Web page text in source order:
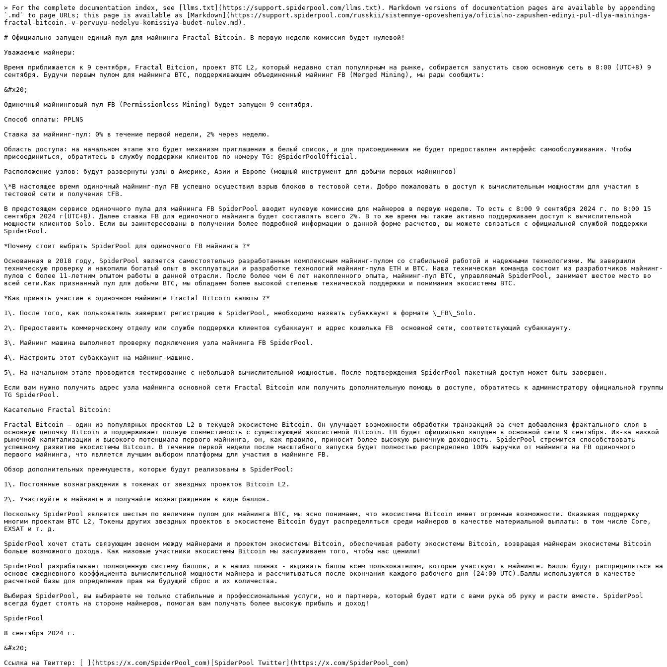
> For the complete documentation index, see [llms.txt](https://support.spiderpool.com/llms.txt). Markdown versions of documentation pages are available by appending
`.md` to page URLs; this page is available as [Markdown](https://support.spiderpool.com/russkii/sistemnye-opovesheniya/oficialno-zapushen-edinyi-pul-dlya-maininga-
fractal-bitcoin.-v-pervuyu-nedelyu-komissiya-budet-nulev.md).
# Официально запущен единый пул для майнинга Fractal Bitcoin. В первую неделю комиссия будет нулевой!
Уважаемые майнеры:
Время приближается к 9 сентября, Fractal Bitcion, проект BTC L2, который недавно стал популярным на рынке, собирается запустить свою основную сеть в 8:00 (UTC+8) 9
сентября. Будучи первым пулом для майнинга BTC, поддерживающим объединенный майнинг FB (Merged Mining), мы рады сообщить:
&#x20;
Одиночный майнинговый пул FB (Permissionless Mining) будет запущен 9 сентября.
Способ оплаты: PPLNS
Ставка за майнинг-пул: 0% в течение первой недели, 2% через неделю.
Область доступа: на начальном этапе это будет механизм приглашения в белый список, и для присоединения не будет предоставлен интерфейс самообслуживания. Чтобы
присоединиться, обратитесь в службу поддержки клиентов по номеру TG: @SpiderPoolOfficial.
Расположение узлов: будут развернуты узлы в Америке, Азии и Европе (мощный инструмент для добычи первых майнингов)
\*В настоящее время одиночный майнинг-пул FB успешно осуществил взрыв блоков в тестовой сети. Добро пожаловать в доступ к вычислительным мощностям для участия в
тестовой сети и получения tFB.
В предстоящем сервисе одиночного пула для майнинга FB SpiderPool вводит нулевую комиссию для майнеров в первую неделю. То есть с 8:00 9 сентября 2024 г. по 8:00 15
сентября 2024 г(UTC+8). Далее ставка FB для единочного майнинга будет составлять всего 2%. В то же время мы также активно поддерживаем доступ к вычислительной
мощности клиентов Solo. Если вы заинтересованы в получении более подробной информации о данной форме расчетов, вы можете связаться с официальной службой поддержки
SpiderPool.
*Почему стоит выбрать SpiderPool для одиночного FB майнинга ?*
Основанная в 2018 году, SpiderPool является самостоятельно разработанным комплексным майнинг-пулом со стабильной работой и надежными технологиями. Мы завершили
техническую проверку и накопили богатый опыт в эксплуатации и разработке технологий майнинг-пула ETH и BTC. Наша техническая команда состоит из разработчиков майнинг-
пулов с более 11-летним опытом работы в данной отрасли. После более чем 6 лет накопленного опыта, майнинг-пул BTC, управляемый SpiderPool, занимает шестое место во
всей сети.Как признанный пул для добычи BTC, мы обладаем более высокой степенью технической поддержки и понимания экосистемы BTC.
*Как принять участие в одиночном майнинге Fractal Bitcoin валюты ?*
1\. После того, как пользователь завершит регистрацию в SpiderPool, необходимо назвать субаккаунт в формате \_FB\_Solo.
2\. Предоставить коммерческому отделу или службе поддержки клиентов субаккаунт и адрес кошелька FB  основной сети, соответствующий субаккаунту.
3\. Майнинг машина выполняет проверку подключения узла майнинга FB SpiderPool.
4\. Настроить этот субаккаунт на майнинг-машине.
5\. На начальном этапе проводится тестирование с небольшой вычислительной мощностью. После подтверждения SpiderPool пакетный доступ может быть завершен.
Если вам нужно получить адрес узла майнинга основной сети Fractal Bitcoin или получить дополнительную помощь в доступе, обратитесь к администратору официальной группы
TG SpiderPool.
Касательно Fractal Bitcoin:
Fractal Bitcoin — один из популярных проектов L2 в текущей экосистеме Bitcoin. Он улучшает возможности обработки транзакций за счет добавления фрактального слоя в
основную цепочку Bitcoin и поддерживает полную совместимость с существующей экосистемой Bitcoin. FB будет официально запущен в основной сети 9 сентября. Из-за низкой
рыночной капитализации и высокого потенциала первого майнинга, он, как правило, приносит более высокую рыночную доходность. SpiderPool стремится способствовать
успешному развитию экосистемы Bitcoin. В течение первой недели после масштабного запуска будет полностью распределено 100% выручки от майнинга на FB одиночного
первого майнинга, что является лучшим выбором платформы для участия в майнинге FB.
Обзор дополнительных преимуществ, которые будут реализованы в SpiderPool:
1\. Постоянные вознаграждения в токенах от звездных проектов Bitcoin L2.
2\. Участвуйте в майнинге и получайте вознаграждение в виде баллов.
Поскольку SpiderPool является шестым по величине пулом для майнинга BTC, мы ясно понимаем, что экосистема Bitcoin имеет огромные возможности. Оказывая поддержку
многим проектам BTC L2, Токены других звездных проектов в экосистеме Bitcoin будут распределяться среди майнеров в качестве материальной выплаты: в том числе Core,
EXSAT и т. д.
SpiderPool хочет стать связующим звеном между майнерами и проектом экосистемы Bitcoin, обеспечивая работу экосистемы Bitcoin, возвращая майнерам экосистемы Bitcoin
больше возможного дохода. Как низовые участники экосистемы Bitcoin мы заслуживаем того, чтобы нас ценили!
SpiderPool разрабатывает полноценную систему баллов, и в наших планах - выдавать баллы всем пользователям, которые участвуют в майнинге. Баллы будут распределяться на
основе ежедневного коэффициента вычислительной мощности майнера и рассчитываться после окончания каждого рабочего дня (24:00 UTC).Баллы используются в качестве
расчетной базы для определения прав на будущий сброс и их количества.
Выбирая SpiderPool, вы выбираете не только стабильные и профессиональные услуги, но и партнера, который будет идти с вами рука об руку и расти вместе. SpiderPool
всегда будет стоять на стороне майнеров, помогая вам получать более высокую прибыль и доход!
SpiderPool
8 сентября 2024 г.
&#x20;
Ссылка на Твиттер: [ ](https://x.com/SpiderPool_com)[SpiderPool Twitter](https://x.com/SpiderPool_com)